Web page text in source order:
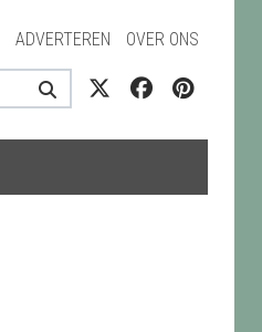
ADVERTEREN OVER ONS